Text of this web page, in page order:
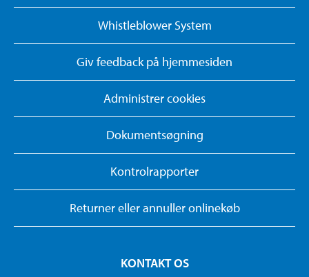
Whistleblower System
Giv feedback på hjemmesiden
Administrer cookies
Dokumentsøgning
Kontrolrapporter
Returner eller annuller onlinekøb
KONTAKT OS